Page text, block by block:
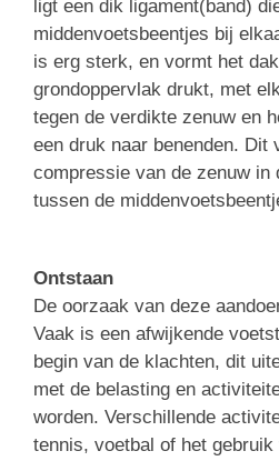
ligt een dik ligament(band)
middenvoetsbeentjes bij
is erg sterk, en vormt het
grondoppervlak drukt, met
tegen de verdikte zenuw en
een druk naar benenden. Dit
compressie van de zenuw in
tussen de
Ontstaan
De oorzaak van deze
Vaak is een afwijkende
begin van de klachten, dit
met de belasting en
worden. Verschillende
tennis, voetbal of het